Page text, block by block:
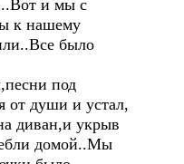
и мы с
к нашему
было
под
от души и устал,
диван,и укрыв
домой..Мы